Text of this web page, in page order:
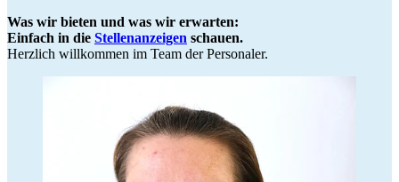
Was wir bieten und was wir erwarten:
Einfach in die Stellenanzeigen schauen.
Herzlich willkommen im Team der Personaler.